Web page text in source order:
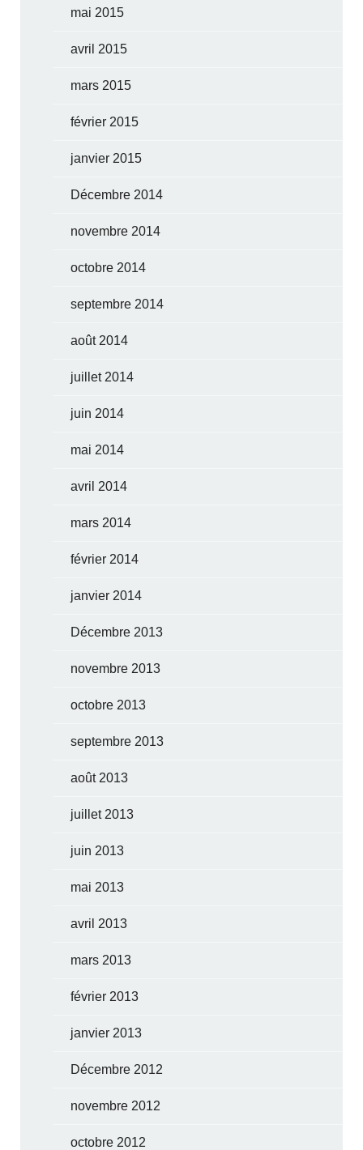
mai 2015
avril 2015
mars 2015
février 2015
janvier 2015
Décembre 2014
novembre 2014
octobre 2014
septembre 2014
août 2014
juillet 2014
juin 2014
mai 2014
avril 2014
mars 2014
février 2014
janvier 2014
Décembre 2013
novembre 2013
octobre 2013
septembre 2013
août 2013
juillet 2013
juin 2013
mai 2013
avril 2013
mars 2013
février 2013
janvier 2013
Décembre 2012
novembre 2012
octobre 2012